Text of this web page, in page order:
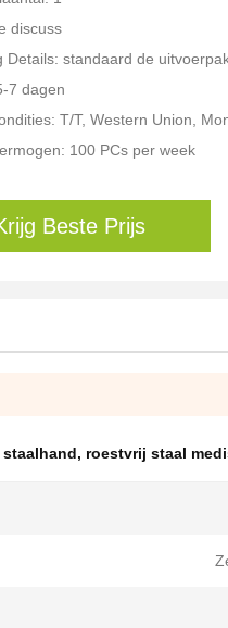
discuss
Details: standaard de
7 dagen
T/T, Western Union,
100 PCs per week
Beste Prijs
, roestvrij staal